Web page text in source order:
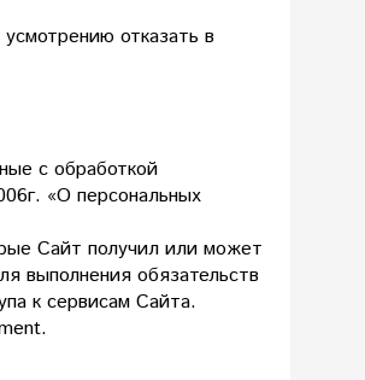
отказать в
с обработкой
«О персональных
Сайт получил или может
выполнения обязательств
к сервисам Сайта.